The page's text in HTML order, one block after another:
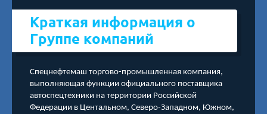
Краткая информация о
Группе компаний
Спецнефтемаш торгово-промышленная компания,
выполняющая функции официального поставщика
автоспецтехники на территории Российской
Федерации в Центальном, Северо-Западном, Южном,